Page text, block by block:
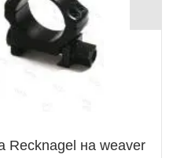
Recknagel на weaver